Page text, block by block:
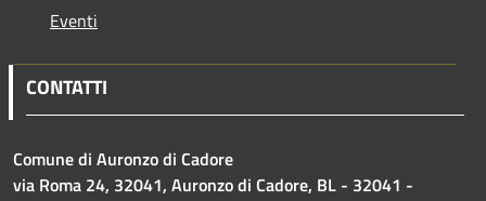
Eventi
CONTATTI
Comune di Auronzo di Cadore
via Roma 24, 32041, Auronzo di Cadore, BL - 32041 -